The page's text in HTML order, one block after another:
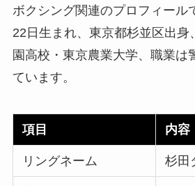
ボクシング関連のプロフィール
22日生まれ、東京都杉並区出身
園高校・東京農業大学、職業は
ています。
項目 内容
リングネーム 杉田